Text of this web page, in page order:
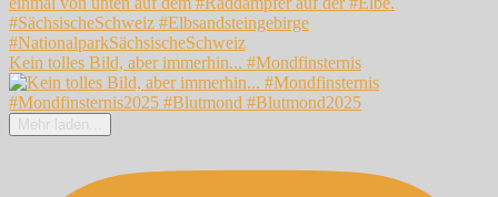
Kein tolles Bild, aber immerhin... #Mondfinsternis
Mehr laden...